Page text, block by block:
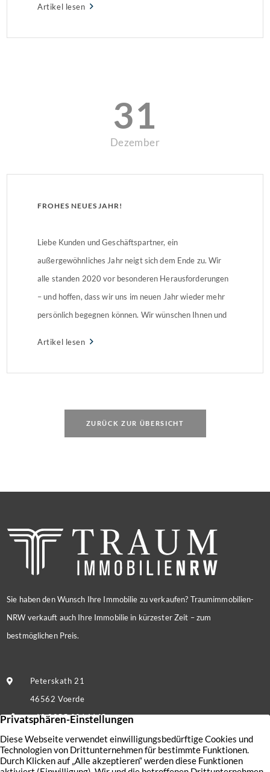
Artikel lesen
31
Dezember
FROHES NEUES JAHR!
Liebe Kunden und Geschäftspartner, ein
außergewöhnliches Jahr neigt sich dem Ende zu. Wir
alle standen 2020 vor besonderen Herausforderungen
– und hoffen, dass wir uns im neuen Jahr wieder mehr
persönlich begegnen können. Wir wünschen Ihnen und
Artikel lesen
ZURÜCK ZUR ÜBERSICHT
Sie haben den Wunsch Ihre Immobilie zu verkaufen? Traumimmobilien-
NRW verkauft auch Ihre Immobilie in kürzester Zeit – zum
bestmöglichen Preis.
Peterskath 21
46562 Voerde
+49 2855 9214445
Nachricht senden